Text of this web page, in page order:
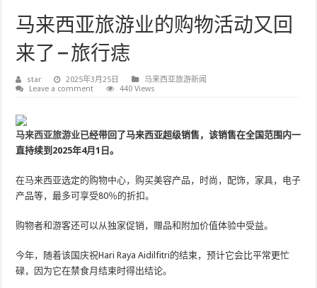
马来西亚旅游业的购物活动又回
来了 – 旅行痣
star 2025年3月25日
马来西亚旅游新闻
Leave a comment
440 Views
马来西亚旅游业已经带回了马来西亚超级销售，该销售在全国范围内一
直持续到2025年4月1日。
在马来西亚选定的购物中心，购买美容产品，时尚，配饰，家具，电子
产品等，最多可享受80％的折扣。
购物者和游客还可以从独家促销，赠品和附加价值体验中受益。
今年，随着该国庆祝Hari Raya Aidilfitri的结束，预计它会比平常更忙
碌，因为它在禁食月结束时得出结论。